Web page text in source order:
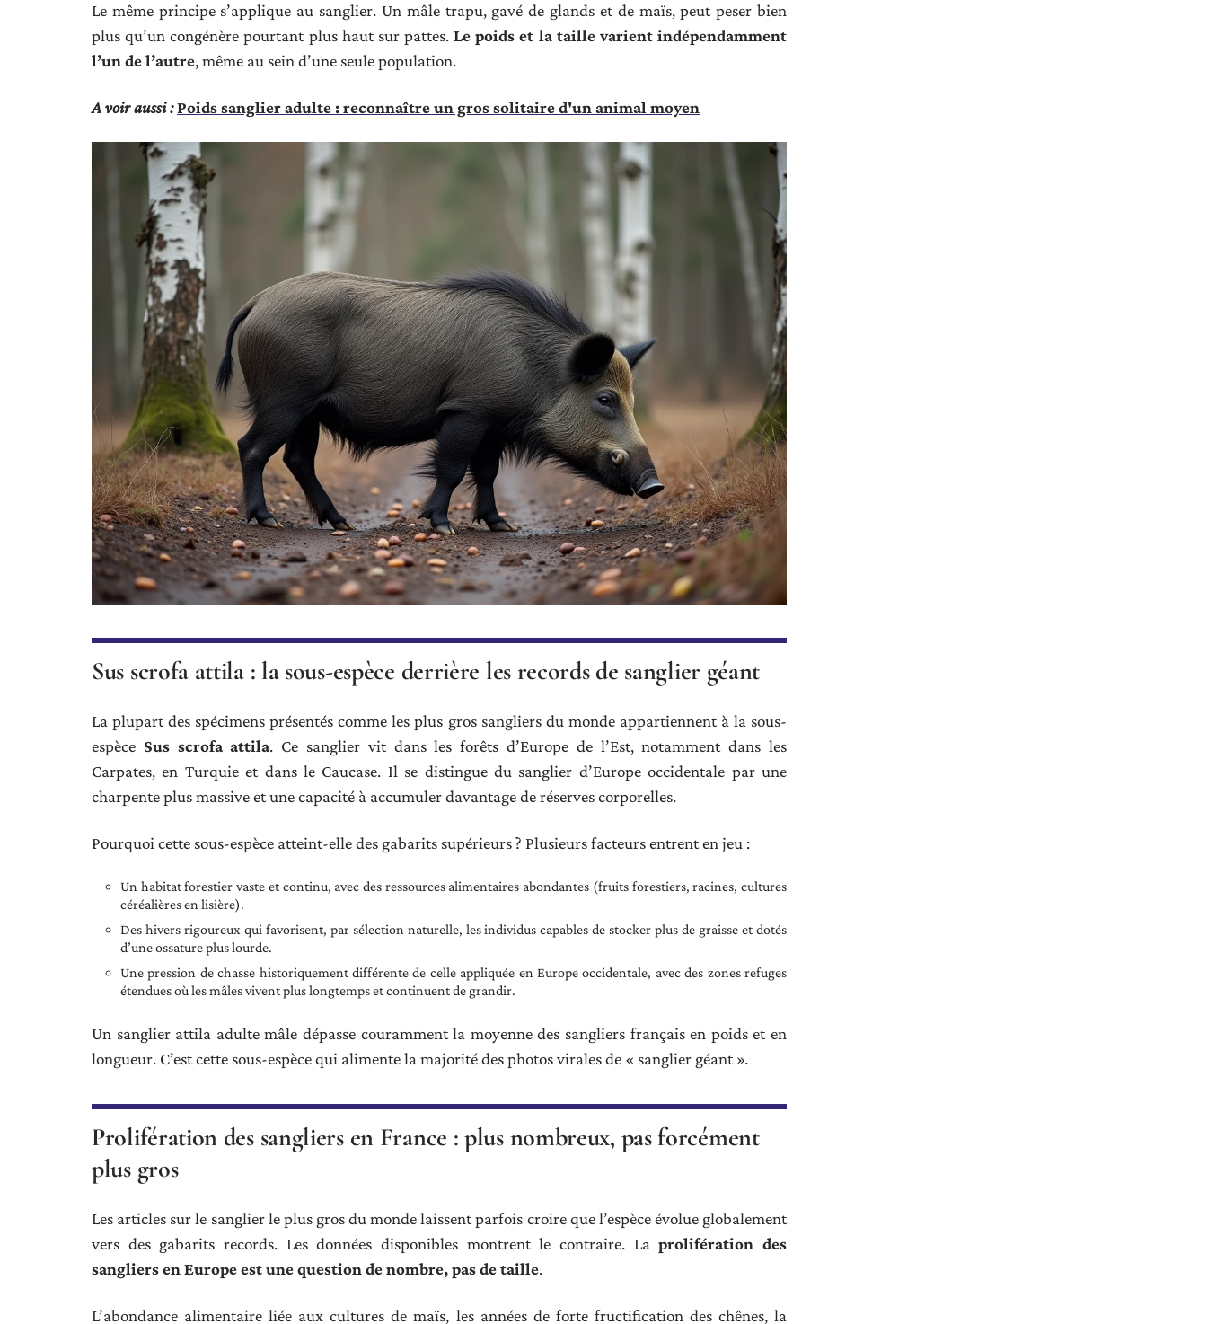
Le même principe s’applique au sanglier. Un mâle trapu, gavé de glands et de maïs, peut peser bien
plus qu’un congénère pourtant plus haut sur pattes.Le poids et la taille varient indépendamment
l’un de l’autre, même au sein d’une seule population.
A voir aussi :Poids sanglier adulte : reconnaître un gros solitaire d'un animal moyen
Sus scrofa attila : la sous-espèce derrière les records de sanglier géant
La plupart des spécimens présentés comme les plus gros sangliers du monde appartiennent à la sous-
espèce Sus scrofa attila. Ce sanglier vit dans les forêts d’Europe de l’Est, notamment dans les
Carpates, en Turquie et dans le Caucase. Il se distingue du sanglier d’Europe occidentale par une
charpente plus massive et une capacité à accumuler davantage de réserves corporelles.
Pourquoi cette sous-espèce atteint-elle des gabarits supérieurs ? Plusieurs facteurs entrent en jeu :
Un habitat forestier vaste et continu, avec des ressources alimentaires abondantes (fruits forestiers, racines, cultures
céréalières en lisière).
Des hivers rigoureux qui favorisent, par sélection naturelle, les individus capables de stocker plus de graisse et dotés
d’une ossature plus lourde.
Une pression de chasse historiquement différente de celle appliquée en Europe occidentale, avec des zones refuges
étendues où les mâles vivent plus longtemps et continuent de grandir.
Un sanglier attila adulte mâle dépasse couramment la moyenne des sangliers français en poids et en
longueur. C’est cette sous-espèce qui alimente la majorité des photos virales de « sanglier géant ».
Prolifération des sangliers en France : plus nombreux, pas forcément
plus gros
Les articles sur le sanglier le plus gros du monde laissent parfois croire que l’espèce évolue globalement
vers des gabarits records. Les données disponibles montrent le contraire. Laprolifération des
sangliers en Europe est une question de nombre, pas de taille.
L’abondance alimentaire liée aux cultures de maïs, les années de forte fructification des chênes, la